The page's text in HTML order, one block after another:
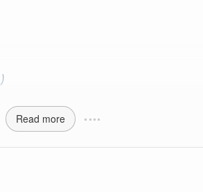
Read more